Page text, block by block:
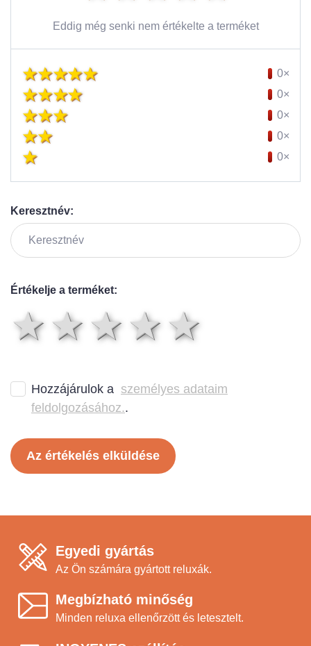
Eddig még senki nem értékelte a terméket
0×
0×
0×
0×
0×
Keresztnév:
Értékelje a terméket:
4
3 csillag
2 csillag
1 csillag
Hozzájárulok a személyes adataim
feldolgozásához..
Az értékelés elküldése
Egyedi gyártás
Az Ön számára gyártott reluxák.
Megbízható minőség
Minden reluxa ellenőrzött és letesztelt.